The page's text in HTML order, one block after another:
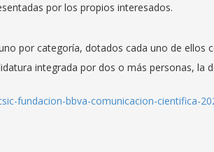
por los propios interesados.
por categoría, dotados cada uno de ellos
integrada por dos o más personas, la
fundacion-bbva-comunicacion-cientifica-